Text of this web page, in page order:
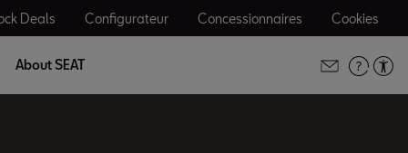
Deals Configurateur Concessionnaires Cookies
About SEAT